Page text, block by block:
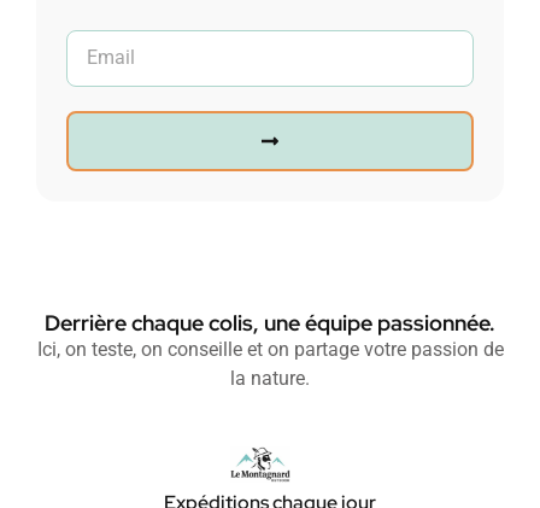
Derrière chaque colis, une équipe passionnée.
Ici, on teste, on conseille et on partage votre passion de
la nature.